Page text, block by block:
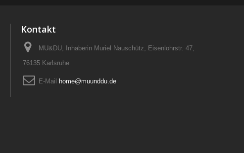
Kontakt
MU&DU, Inhaberin Muriel Nauschütz, Eisenlohrstr. 47,
76135 Karlsruhe
E-Mail home@muunddu.de